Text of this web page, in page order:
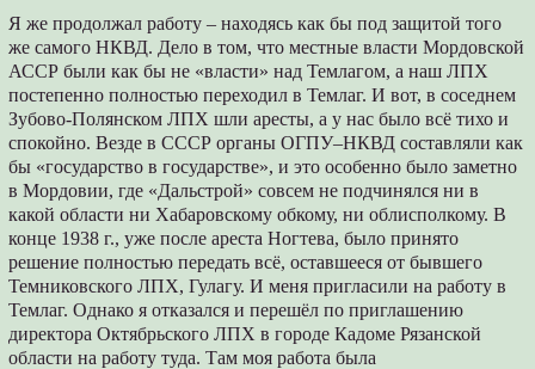
Я же продолжал работу – находясь как бы под защитой того
же самого НКВД. Дело в том, что местные власти Мордовской
АССР были как бы не «власти» над Темлагом, а наш ЛПХ
постепенно полностью переходил в Темлаг. И вот, в соседнем
Зубово-Полянском ЛПХ шли аресты, а у нас было всё тихо и
спокойно. Везде в СССР органы ОГПУ–НКВД составляли как
бы «государство в государстве», и это особенно было заметно
в Мордовии, где «Дальстрой» совсем не подчинялся ни в
какой области ни Хабаровскому обкому, ни облисполкому. В
конце 1938 г., уже после ареста Ногтева, было принято
решение полностью передать всё, оставшееся от бывшего
Темниковского ЛПХ, Гулагу. И меня пригласили на работу в
Темлаг. Однако я отказался и перешёл по приглашению
директора Октябрьского ЛПХ в городе Кадоме Рязанской
области на работу туда. Там моя работа была